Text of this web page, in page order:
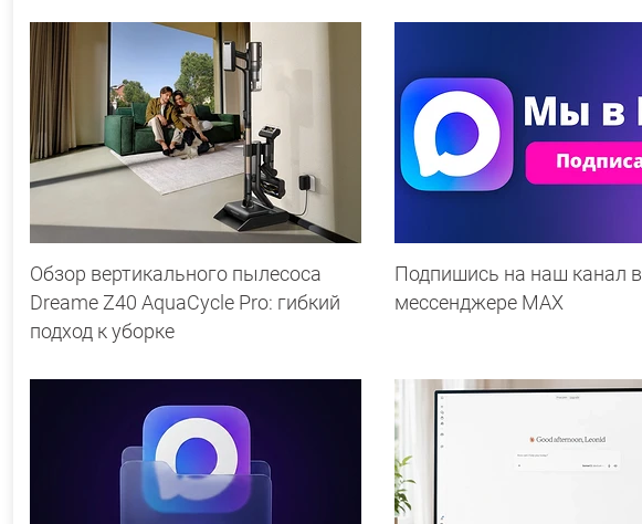
Обзор вертикального пылесоса
Dreame Z40 AquaCycle Pro: гибкий
подход к уборке
Подпишись на наш канал в
мессенджере МАХ